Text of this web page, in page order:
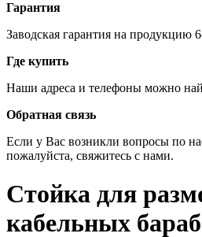
Гарантия
Заводская гарантия на продукцию
Где купить
Наши адреса и телефоны можно
Обратная связь
Если у Вас возникли вопросы по
пожалуйста, свяжитесь с нами.
Стойка для
кабельных